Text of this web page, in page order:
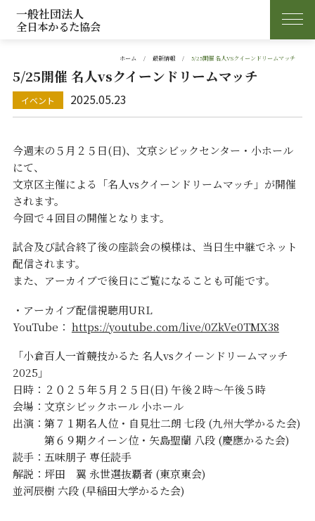
一般社団法人
全日本かるた協会
ホーム 最新情報 5/25開催 名人VSクイーンドリームマッチ
5/25開催 名人vsクイーンドリームマッチ
2025.05.23
今週末の５月２５日(日)、文京シビックセンター・小ホール
にて、
文京区主催による「名人vsクイーンドリームマッチ」が開催
されます。
今回で４回目の開催となります。
試合及び試合終了後の座談会の模様は、当日生中継でネット
配信されます。
また、アーカイブで後日にご覧になることも可能です。
・アーカイブ配信視聴用URL
YouTube： https://youtube.com/live/0ZkVe0TMX38
「小倉百人一首競技かるた 名人vsクイーンドリームマッチ
2025」
日時：２０２５年５月２５日(日) 午後２時〜午後５時
会場：文京シビックホール 小ホール
出演：第７１期名人位・自見壮二朗 七段 (九州大学かるた会)
第６９期クイーン位・矢島聖蘭 八段 (慶應かるた会)
読手：五味朋子 専任読手
解説：坪田 翼 永世選抜覇者 (東京東会)
並河辰樹 六段 (早稲田大学かるた会)